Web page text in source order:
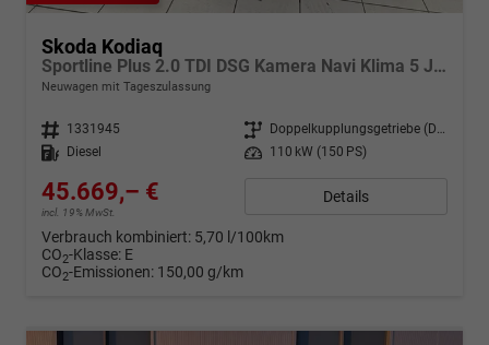
Skoda Kodiaq
Sportline Plus 2.0 TDI DSG Kamera Navi Klima 5 Jahre Garantie
Neuwagen mit Tageszulassung
Fahrzeugnr. 1331945 Getriebe
Doppelkupplungsgetriebe (DSG)
Kraftstoff
Diesel Leistung 110 kW (150 PS)
45.669,– €
incl. 19% MwSt.
Details
Verbrauch kombiniert: 5,70 l/100km
CO2-Klasse: E
CO2-Emissionen: 150,00 g/km